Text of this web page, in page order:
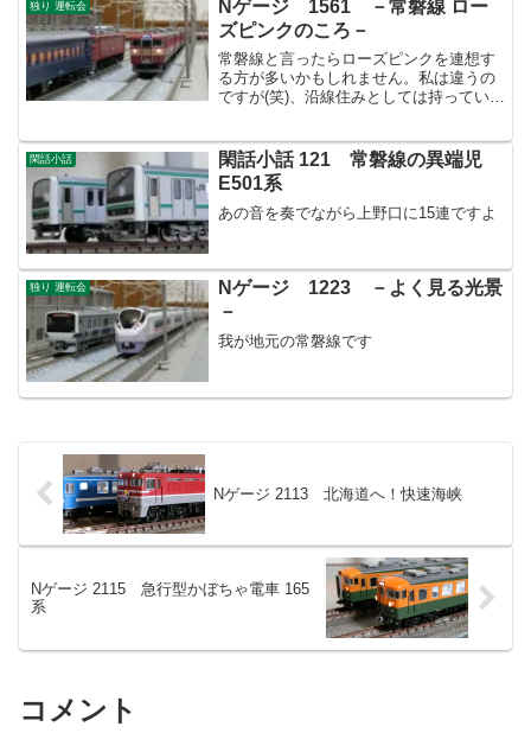
独り 運転会
Nゲージ 1561 －常磐線 ロー
ズピンクのころ－
常磐線と言ったらローズピンクを連想す
る方が多いかもしれません。私は違うの
ですが(笑)、沿線住みとしては持っていな
閑話小話
閑話小話 121 常磐線の異端児
E501系
あの音を奏でながら上野口に15連ですよ
独り 運転会
Nゲージ 1223 －よく見る光景
－
我が地元の常磐線です
Nゲージ 2113 北海道へ！快速海峡
Nゲージ 2115 急行型かぼちゃ電車 165
系
コメント